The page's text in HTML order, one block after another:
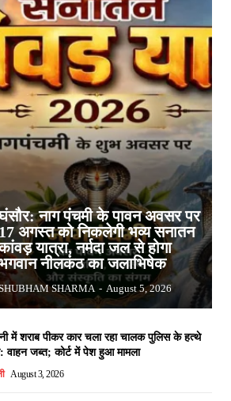
नाग पंचमी के पावन अवसर पर
17 अगस्त को निकलेगी भव्य सनातन
यात्रा, नर्मदा जल से होगा
नीलकंठ का जलाभिषेक
SHARMA - August 5, 2026
में शराब पीकर कार चला रहा चालक पुलिस के हत्थे
वाहन जब्त; कोर्ट में पेश हुआ मामला
August 3, 2026